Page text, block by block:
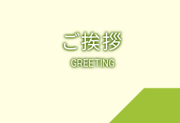
ご挨拶
GREETING